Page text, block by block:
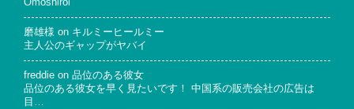
Omoshiroi
磨雄様 on キルミーヒールミー
主人公のギャップがヤバイ
freddie on 品位のある彼女
品位のある彼女を早く見たいです！ 中国系の販売会社の広告は
目…